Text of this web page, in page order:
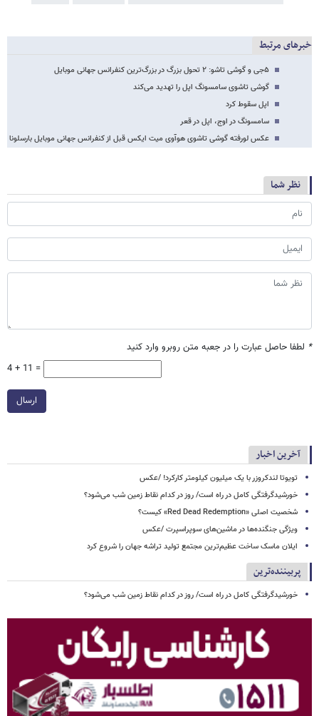
خبرهای مرتبط
۵جی و گوشی تاشو: ۲ تحول بزرگ در بزرگ‌ترین کنفرانس جهانی موبایل
گوشی تاشوی سامسونگ اپل را تهدید می‌کند
اپل سقوط کرد
سامسونگ در اوج، اپل در قعر
عکس لورفته گوشی تاشوی هوآوی میت ایکس قبل از کنفرانس جهانی موبایل بارسلونا
نظر شما
* لطفا حاصل عبارت را در جعبه متن روبرو وارد کنید
4 + 11 =
ارسال
آخرین اخبار
تویوتا لندکروزر با یک میلیون کیلومتر کارکرد! /عکس
خورشیدگرفتگی کامل در راه است/ روز در کدام نقاط زمین شب می‌شود؟
شخصیت اصلی «Red Dead Redemption» کیست؟
ویژگی جنگنده‌ها در ماشین‌های سوپراسپرت /عکس
ایلان ماسک ساخت عظیم‌ترین مجتمع تولید تراشه جهان را شروع کرد
پربیننده‌ترین
خورشیدگرفتگی کامل در راه است/ روز در کدام نقاط زمین شب می‌شود؟